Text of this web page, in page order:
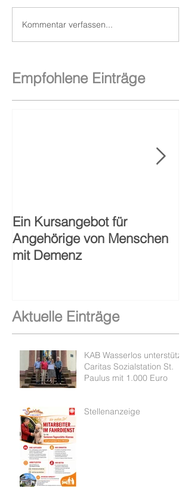
Kommentar verfassen...
Empfohlene Einträge
Ein Kursangebot für
Angehörige von Menschen
mit Demenz
Aktuelle Einträge
KAB Wasserlos unterstützt
Caritas Sozialstation St.
Paulus mit 1.000 Euro
Stellenanzeige